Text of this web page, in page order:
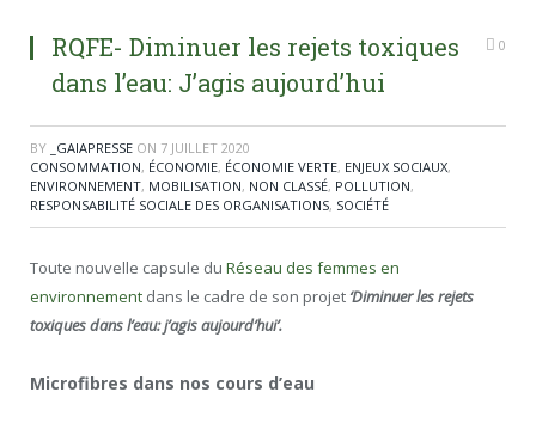
RQFE- Diminuer les rejets toxiques
dans l’eau: J’agis aujourd’hui
0
BY _GAIAPRESSE ON 7 JUILLET 2020
CONSOMMATION, ÉCONOMIE, ÉCONOMIE VERTE, ENJEUX SOCIAUX,
ENVIRONNEMENT, MOBILISATION, NON CLASSÉ, POLLUTION,
RESPONSABILITÉ SOCIALE DES ORGANISATIONS, SOCIÉTÉ
Toute nouvelle capsule du Réseau des femmes en
environnement dans le cadre de son projet ‘Diminuer les rejets
toxiques dans l’eau: j’agis aujourd’hui’.
Microfibres dans nos cours d’eau